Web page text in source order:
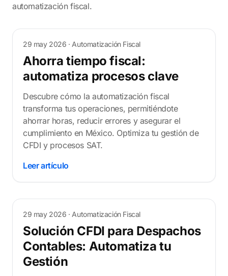
automatización fiscal.
29 may 2026 · Automatización Fiscal
Ahorra tiempo fiscal:
automatiza procesos clave
Descubre cómo la automatización fiscal
transforma tus operaciones, permitiéndote
ahorrar horas, reducir errores y asegurar el
cumplimiento en México. Optimiza tu gestión de
CFDI y procesos SAT.
Leer artículo
29 may 2026 · Automatización Fiscal
Solución CFDI para Despachos
Contables: Automatiza tu
Gestión